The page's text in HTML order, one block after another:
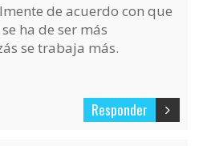
de acuerdo con que
ha de ser más
se trabaja más.
Responder